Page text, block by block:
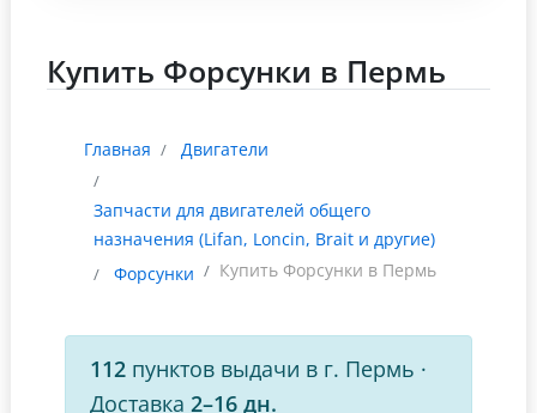
Купить Форсунки в Пермь
Главная Двигатели
Запчасти для двигателей общего
назначения (Lifan, Loncin, Brait и другие)
Форсунки
Купить Форсунки в Пермь
112 пунктов выдачи в г. Пермь ·
Доставка 2–16 дн.